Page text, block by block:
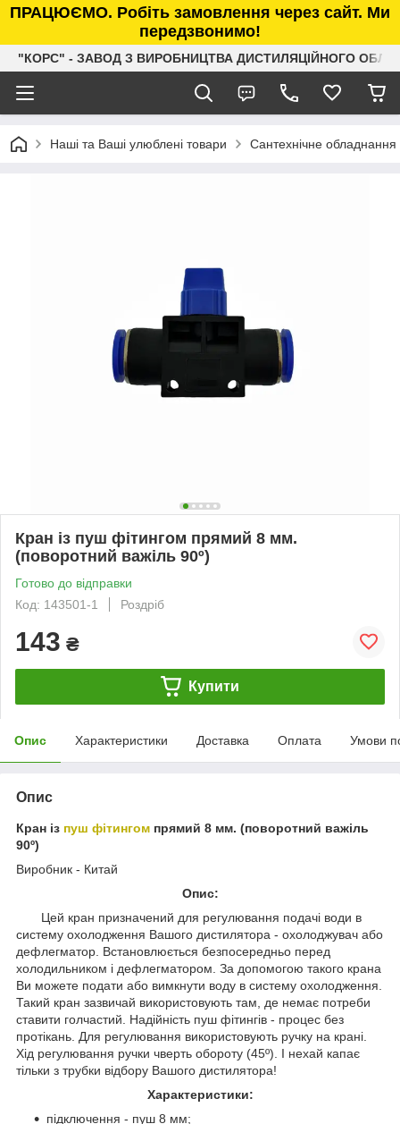
ПРАЦЮЄМО. Робіть замовлення через сайт. Ми
передзвонимо!
"КОРС" - ЗАВОД З ВИРОБНИЦТВА ДИСТИЛЯЦІЙНОГО
Наші та Ваші улюблені товари Сантехнічне обладнання
Кран із пуш фітингом прямий 8 мм.
(поворотний важіль 90º)
Готово до відправки
Код: 143501-1
Роздріб
143 ₴
Купити
Опис Характеристики Доставка Оплата Умови
Опис
Кран із пуш фітингом прямий 8 мм. (поворотний важіль
90º)
Виробник - Китай
Опис:
Цей кран призначений для регулювання подачі води в
систему охолодження Вашого дистилятора - охолоджувач або
дефлегматор. Встановлюється безпосередньо перед
холодильником і дефлегматором. За допомогою такого крана
Ви можете подати або вимкнути воду в систему охолодження.
Такий кран зазвичай використовують там, де немає потреби
ставити голчастий. Надійність пуш фітингів - процес без
протікань. Для регулювання використовують ручку на крані.
Хід регулювання ручки чверть обороту (45º). І нехай капає
тільки з трубки відбору Вашого дистилятора!
Характеристики:
підключення - пуш 8 мм;